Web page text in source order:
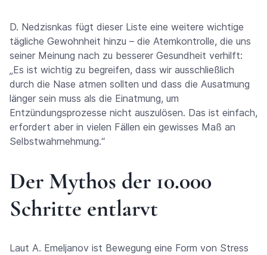
D. Nedzisnkas fügt dieser Liste eine weitere wichtige
tägliche Gewohnheit hinzu – die Atemkontrolle, die uns
seiner Meinung nach zu besserer Gesundheit verhilft:
„Es ist wichtig zu begreifen, dass wir ausschließlich
durch die Nase atmen sollten und dass die Ausatmung
länger sein muss als die Einatmung, um
Entzündungsprozesse nicht auszulösen. Das ist einfach,
erfordert aber in vielen Fällen ein gewisses Maß an
Selbstwahrnehmung.“
Der Mythos der 10.000
Schritte entlarvt
Laut A. Emeljanov ist Bewegung eine Form von Stress